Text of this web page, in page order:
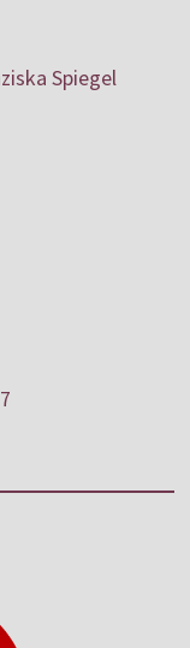
Spiegel